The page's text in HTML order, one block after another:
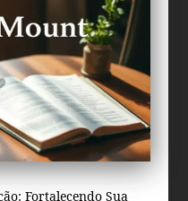
Fortalecendo Sua